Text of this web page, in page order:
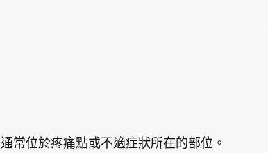
通常位於疼痛點或不適症狀所在的部位。